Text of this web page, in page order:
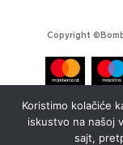
Copyright
Koristimo kolačiće
iskustvo na našoj
sajt,